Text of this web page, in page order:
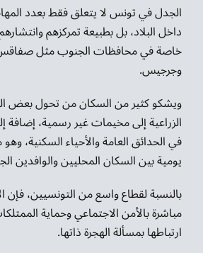
الجدل في تونس لا يتعلق فقط بعدد
داخل البلاد، بل بطبيعة تمركزهم
خاصة في محافظات الجنوب مثل صفاقس
وجرجيس.
ويشكو كثير من السكان من تحول بعض
الزراعية إلى مخيمات غير رسمية، إضافة
في الحدائق العامة والأحياء السكنية،
يومية بين السكان المحليين والوافدين
بالنسبة لقطاع واسع من التونسيين، فإن
مباشرة بالأمن الاجتماعي وحماية
ارتباطها بمسألة الهجرة ذاتها.